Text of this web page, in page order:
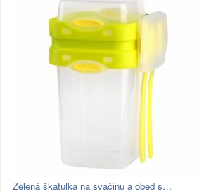
Zelená škatuľka na svačinu a obed s…